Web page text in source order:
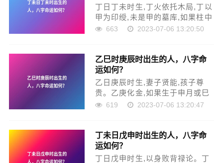
丁日丁未时生,丁火依托木局,丁以
甲为印绶,未是甲的墓库,如果柱中
见不到财星,又不行财运,年月通亥
旺论，早年不利父母妻子，衣禄
一般，如果出家为...
663 2023-07-06 13:20:50
乙巳时庚辰时出生的人，八字命
运如何？
乙日庚辰时生,妻子贤能,孩子尊
贵。乙庚化金,如果生于申月或巳
酉丑月,相貌清秀美丽,命主尊贵,
以辰中戊土与癸水化火,使乙木有
所扶助,要是行东南...
619 2023-07-06 13:20:47
丁未日戊申时出生的人，八字命
运如何？
丁日戊申时生,以身败背禄论。丁